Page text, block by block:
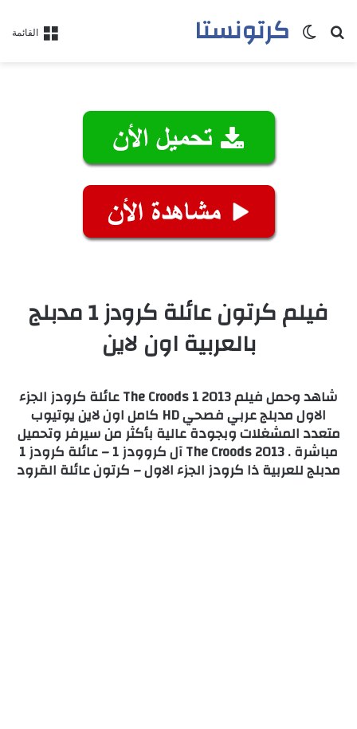
القائمة كرتونستابحث عنالوضع المظلم
فيلم كرتون عائلة كرودز 1 مدبلج
بالعربية اون لاين
شاهد وحمل فيلم The Croods 1 2013 عائلة كرودز الجزء
الاول مدبلج عربي فصحي HD كامل اون لاين يوتيوب
متعدد المشغلات وبجودة عالية بأكثر من سيرفر وتحميل
مباشرة . The Croods 2013 آل كروودز 1 – عائلة كرودز 1
مدبلج للعربية ذا كرودز الجزء الاول – كرتون عائلة القرود